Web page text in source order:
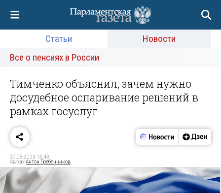
Статьи
Новости
Все о пенсиях в России
Тимченко объяснил, зачем нужно
досудебное оспаривание решений в
рамках госуслуг
30.08.2023 15:43
Автор:Антон Гребенников